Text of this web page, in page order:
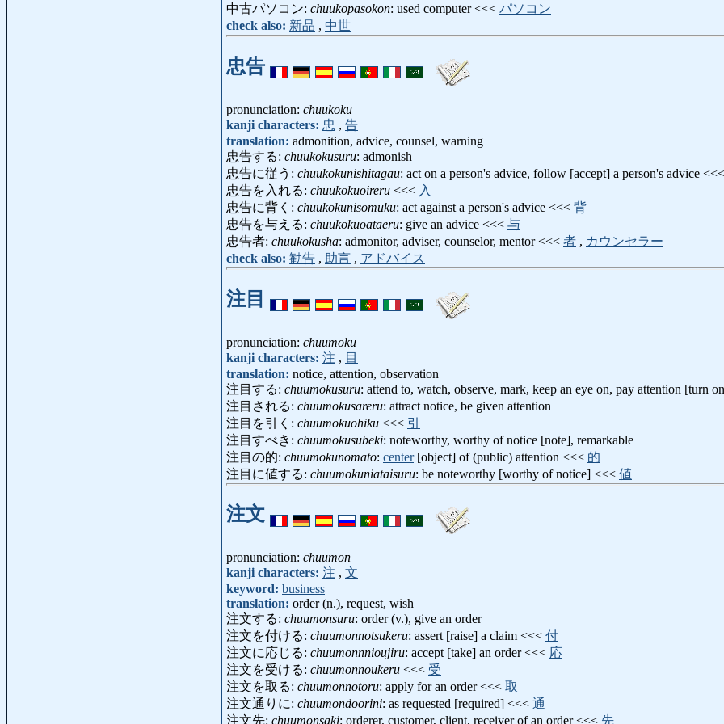
中古パソコン: chuukopasokon: used computer <<< パソコン
check also: 新品 , 中世
忠告
pronunciation: chuukoku
kanji characters: 忠 , 告
translation: admonition, advice, counsel, warning
忠告する: chuukokusuru: admonish
忠告に従う: chuukokunishitagau: act on a person's advice, follow [accept] a person's advice
忠告を入れる: chuukokuoireru <<< 入
忠告に背く: chuukokunisomuku: act against a person's advice <<< 背
忠告を与える: chuukokuoataeru: give an advice <<< 与
忠告者: chuukokusha: admonitor, adviser, counselor, mentor <<< 者 , カウンセラー
check also: 勧告 , 助言 , アドバイス
注目
pronunciation: chuumoku
kanji characters: 注 , 目
translation: notice, attention, observation
注目する: chuumokusuru: attend to, watch, observe, mark, keep an eye on, pay attention [turn
注目される: chuumokusareru: attract notice, be given attention
注目を引く: chuumokuohiku <<< 引
注目すべき: chuumokusubeki: noteworthy, worthy of notice [note], remarkable
注目の的: chuumokunomato: center[object] of (public) attention <<< 的
注目に値する: chuumokuniataisuru: be noteworthy [worthy of notice] <<< 値
注文
pronunciation: chuumon
kanji characters: 注 , 文
keyword: business
translation: order (n.), request, wish
注文する: chuumonsuru: order (v.), give an order
注文を付ける: chuumonnotsukeru: assert [raise] a claim <<< 付
注文に応じる: chuumonnnioujiru: accept [take] an order <<< 応
注文を受ける: chuumonnoukeru <<< 受
注文を取る: chuumonnotoru: apply for an order <<< 取
注文通りに: chuumondoorini: as requested [required] <<< 通
注文先: chuumonsaki: orderer, customer, client, receiver of an order <<< 先